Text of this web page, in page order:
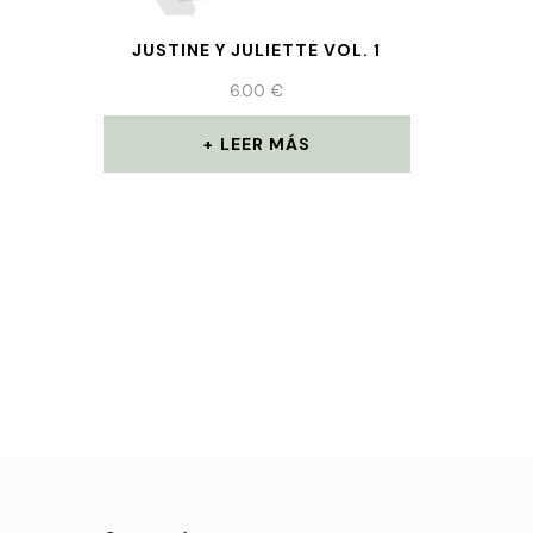
JUSTINE Y JULIETTE VOL. 1
6.00€
LEER MÁS